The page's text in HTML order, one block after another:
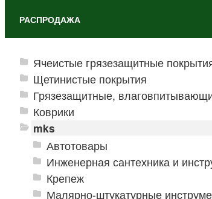
РАСПРОДАЖА
Ячеистые грязезащитные
Щетинистые покрытия
Грязезащитные,
Коврики
mks
Автотовары
Инженерная сантехника и
Крепеж
Малярно-штукатурные